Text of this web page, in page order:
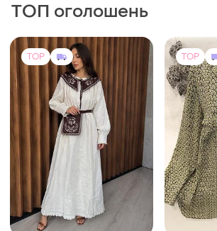
ТОП оголошень
TOP TOP